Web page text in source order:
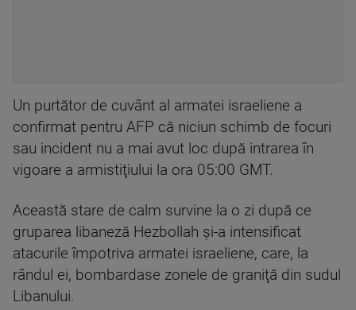
Un purtător de cuvânt al armatei israeliene a
confirmat pentru AFP că niciun schimb de focuri
sau incident nu a mai avut loc după intrarea în
vigoare a armistiţiului la ora 05:00 GMT.
Această stare de calm survine la o zi după ce
gruparea libaneză Hezbollah şi-a intensificat
atacurile împotriva armatei israeliene, care, la
rândul ei, bombardase zonele de graniţă din sudul
Libanului.